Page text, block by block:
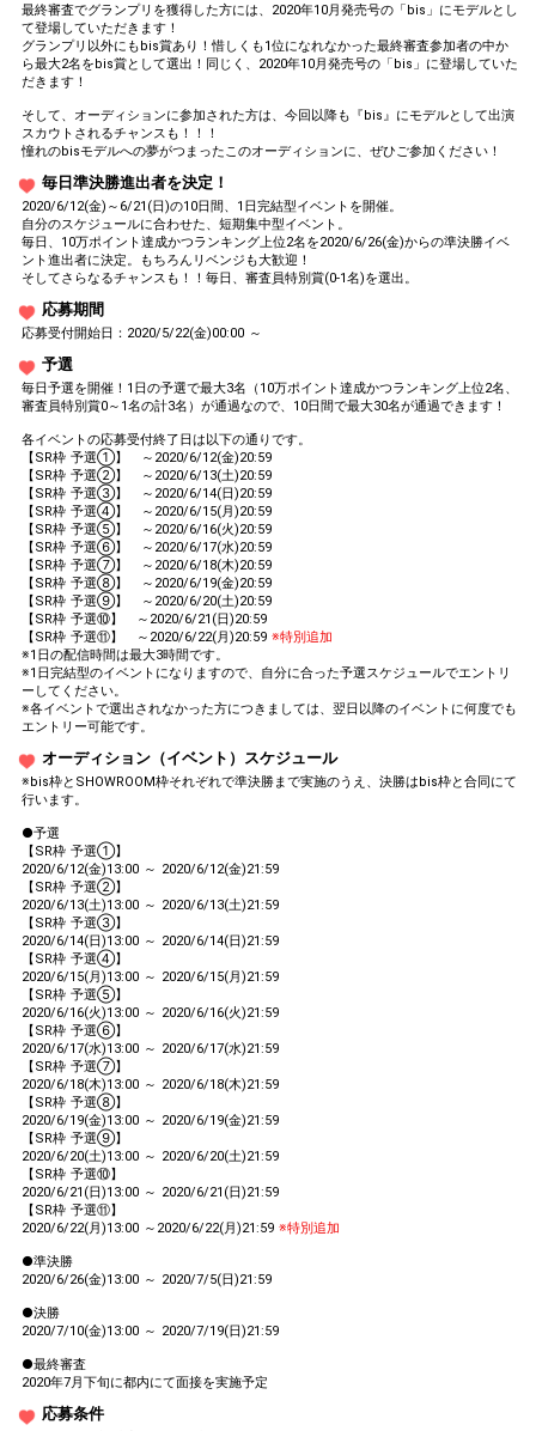
最終審査でグランプリを獲得した方には、2020年10月発売号の「bis」にモデルとし
て登場していただきます！
グランプリ以外にもbis賞あり！惜しくも1位になれなかった最終審査参加者の中か
ら最大2名をbis賞として選出！同じく、2020年10月発売号の「bis」に登場していた
だきます！
そして、オーディションに参加された方は、今回以降も『bis』にモデルとして出演
スカウトされるチャンスも！！！
憧れのbisモデルへの夢がつまったこのオーディションに、ぜひご参加ください！
毎日準決勝進出者を決定！
2020/6/12(金)～6/21(日)の10日間、1日完結型イベントを開催。
自分のスケジュールに合わせた、短期集中型イベント。
毎日、10万ポイント達成かつランキング上位2名を2020/6/26(金)からの準決勝イベ
ント進出者に決定。もちろんリベンジも大歓迎！
そしてさらなるチャンスも！！毎日、審査員特別賞(0-1名)を選出。
応募期間
応募受付開始日：2020/5/22(金)00:00 ～
予選
毎日予選を開催！1日の予選で最大3名（10万ポイント達成かつランキング上位2名、
審査員特別賞0～1名の計3名）が通過なので、10日間で最大30名が通過できます！
各イベントの応募受付終了日は以下の通りです。
【SR枠 予選①】 ～2020/6/12(金)20:59
【SR枠 予選②】 ～2020/6/13(土)20:59
【SR枠 予選③】 ～2020/6/14(日)20:59
【SR枠 予選④】 ～2020/6/15(月)20:59
【SR枠 予選⑤】 ～2020/6/16(火)20:59
【SR枠 予選⑥】 ～2020/6/17(水)20:59
【SR枠 予選⑦】 ～2020/6/18(木)20:59
【SR枠 予選⑧】 ～2020/6/19(金)20:59
【SR枠 予選⑨】 ～2020/6/20(土)20:59
【SR枠 予選⑩】 ～2020/6/21(日)20:59
【SR枠 予選⑪】 ～2020/6/22(月)20:59 ※特別追加
※1日の配信時間は最大3時間です。
※1日完結型のイベントになりますので、自分に合った予選スケジュールでエントリ
ーしてください。
※各イベントで選出されなかった方につきましては、翌日以降のイベントに何度でも
エントリー可能です。
オーディション（イベント）スケジュール
※bis枠とSHOWROOM枠それぞれで準決勝まで実施のうえ、決勝はbis枠と合同にて
行います。
●予選
【SR枠 予選①】
2020/6/12(金)13:00 ～ 2020/6/12(金)21:59
【SR枠 予選②】
2020/6/13(土)13:00 ～ 2020/6/13(土)21:59
【SR枠 予選③】
2020/6/14(日)13:00 ～ 2020/6/14(日)21:59
【SR枠 予選④】
2020/6/15(月)13:00 ～ 2020/6/15(月)21:59
【SR枠 予選⑤】
2020/6/16(火)13:00 ～ 2020/6/16(火)21:59
【SR枠 予選⑥】
2020/6/17(水)13:00 ～ 2020/6/17(水)21:59
【SR枠 予選⑦】
2020/6/18(木)13:00 ～ 2020/6/18(木)21:59
【SR枠 予選⑧】
2020/6/19(金)13:00 ～ 2020/6/19(金)21:59
【SR枠 予選⑨】
2020/6/20(土)13:00 ～ 2020/6/20(土)21:59
【SR枠 予選⑩】
2020/6/21(日)13:00 ～ 2020/6/21(日)21:59
【SR枠 予選⑪】
2020/6/22(月)13:00 ～2020/6/22(月)21:59 ※特別追加
●準決勝
2020/6/26(金)13:00 ～ 2020/7/5(日)21:59
●決勝
2020/7/10(金)13:00 ～ 2020/7/19(日)21:59
●最終審査
2020年7月下旬に都内にて面接を実施予定
応募条件